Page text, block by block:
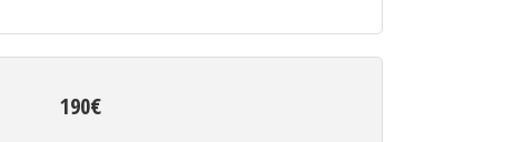
190€